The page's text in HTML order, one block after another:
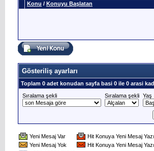
Konu / Konuyu Başlatan
Gösteriliş ayarları
Toplam 0 adet konudan sayfa basi 0 ile 0 arasi
Sıralama şekli
Sıralama şekli Yaş
Yeni Mesaj Var
Hit Konuya Yeni Mesaj
Yeni Mesaj Yok
Hit Konuya Yeni Mesaj